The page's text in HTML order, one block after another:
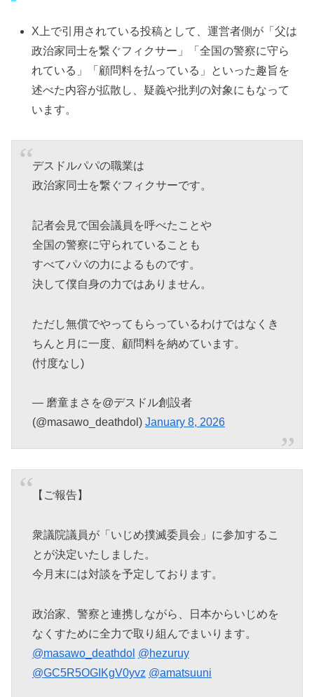
X上で引用されている投稿として、運営者側が「父は
政治家同士を繋ぐフィクサー」「全国の警察に守ら
れている」「顧問料を払っている」といった趣旨を
述べた内容が拡散し、疑義や批判の対象にもなって
います。
デスドルパパの職業は
政治家同士を繋ぐフィクサーです。
記者会見で国会議員を呼べたことや
全国の警察に守られていることも
すべてパパの力によるものです。
決して僕自身の力ではありません。
ただし無償でやってもらっているわけではなくき
ちんと月に一度、顧問料を納めています。
(忖度なし)
— 磨童まさを@デスドル創設者
(@masawo_deathdol) January 8, 2026
【ご報告】
衆議院議員が「いじめ撲滅委員会」に参加するこ
とが決定いたしました。
今月末には対談を予定しております。
政治家、警察と連携しながら、日本からいじめを
なくすために全力で取り組んでまいります。
@masawo_deathdol @hezuruy
@GC5R5OGIKgV0yvz @amatsuuni